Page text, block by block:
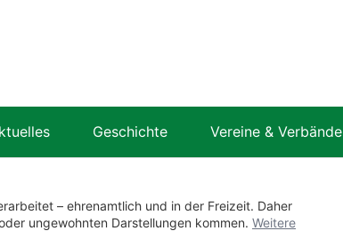
Geschichte Vereine & Verbände
– ehrenamtlich und in der Freizeit. Daher
ungewohnten Darstellungen kommen. Weitere